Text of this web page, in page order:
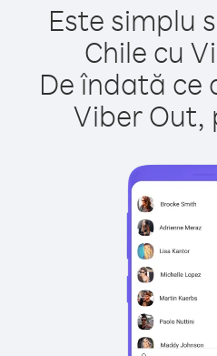
Este simplu
Chile cu
De îndată ce
Viber Out,